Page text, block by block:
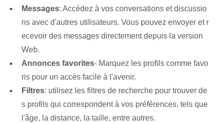
Messages:⁣ Accédez à vos conversations et discussio
ns avec d'autres utilisateurs. Vous pouvez envoyer et r
ecevoir des messages directement depuis la version
Web.
Annonces favorites- Marquez les profils comme favo
ris pour un accès facile à l'avenir.
Filtres: utilisez les filtres de recherche pour trouver de
s profils qui correspondent à vos préférences, tels que
l'âge, la distance, la taille, entre autres.